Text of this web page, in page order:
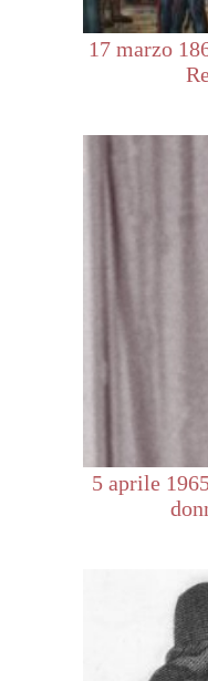
17 marzo
5 aprile